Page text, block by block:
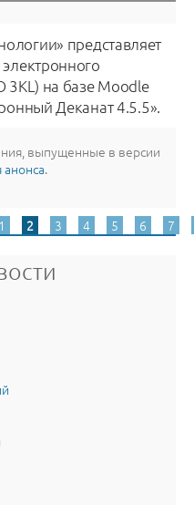
представляет
3KL) на базе Moodle
Деканат 4.5.5».
выпущенные в версии
.
обучения 3KL на ядро
1 2 3 4 5 6 7